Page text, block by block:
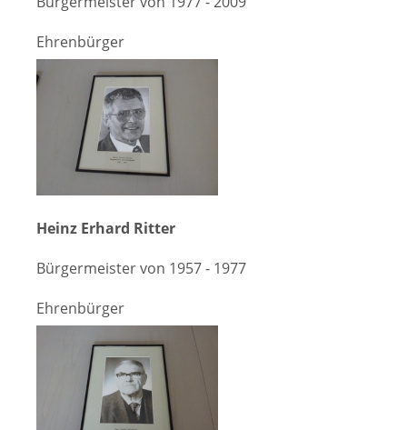
Ehrenbürger
Heinz Erhard Ritter
Bürgermeister von 1957 - 1977
Ehrenbürger